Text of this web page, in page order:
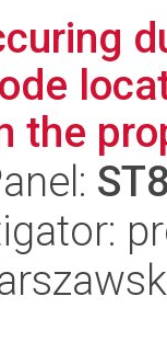
the